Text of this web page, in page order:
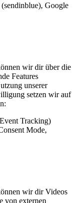
Google
wir dir über die
Features
unserer
setzen wir auf
Tracking)
Mode,
wir dir Videos
von externen